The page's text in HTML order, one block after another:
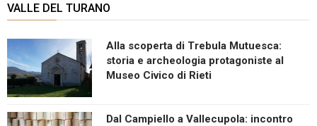
VALLE DEL TURANO
Alla scoperta di Trebula Mutuesca:
storia e archeologia protagoniste al
Museo Civico di Rieti
Dal Campiello a Vallecupola: incontro